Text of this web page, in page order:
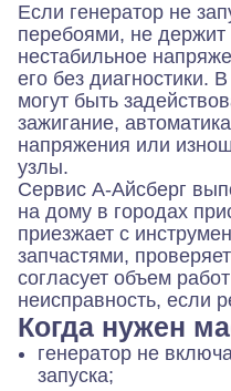
Если генератор не
перебоями, не держит
нестабильное
его без диагностики.
могут быть
зажигание,
напряжения или
узлы.
Сервис А-Айсберг
на дому в городах
приезжает с
запчастями,
согласует объем
неисправность, если
Когда нужен
генератор не
запуска;